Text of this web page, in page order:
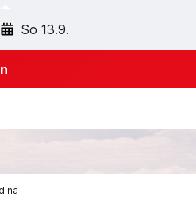
So 13.9.